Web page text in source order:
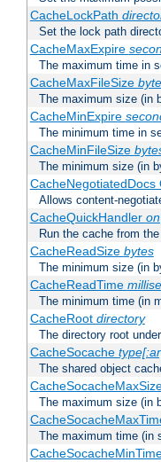
CacheLockPath
Set the lock path
CacheMaxExpire
The maximum time in
CacheMaxFileSize
The maximum size (in
CacheMinExpire
The minimum time in
CacheMinFileSize
The minimum size (in
CacheNegotiatedDocs
Allows content-
CacheQuickHandler
Run the cache from
CacheReadSize bytes
The minimum size (in
CacheReadTime
The minimum time (in
CacheRoot directory
The directory root
CacheSocache
The shared object
The maximum size (in
The maximum time (in